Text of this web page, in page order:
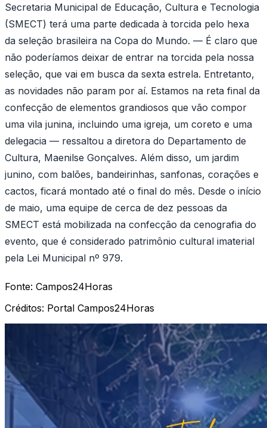
Secretaria Municipal de Educação, Cultura e Tecnologia
(SMECT) terá uma parte dedicada à torcida pelo hexa
da seleção brasileira na Copa do Mundo. — É claro que
não poderíamos deixar de entrar na torcida pela nossa
seleção, que vai em busca da sexta estrela. Entretanto,
as novidades não param por aí. Estamos na reta final da
confecção de elementos grandiosos que vão compor
uma vila junina, incluindo uma igreja, um coreto e uma
delegacia — ressaltou a diretora do Departamento de
Cultura, Maenilse Gonçalves. Além disso, um jardim
junino, com balões, bandeirinhas, sanfonas, corações e
cactos, ficará montado até o final do mês. Desde o início
de maio, uma equipe de cerca de dez pessoas da
SMECT está mobilizada na confecção da cenografia do
evento, que é considerado patrimônio cultural imaterial
pela Lei Municipal nº 979.
Fonte: Campos24Horas
Créditos: Portal Campos24Horas